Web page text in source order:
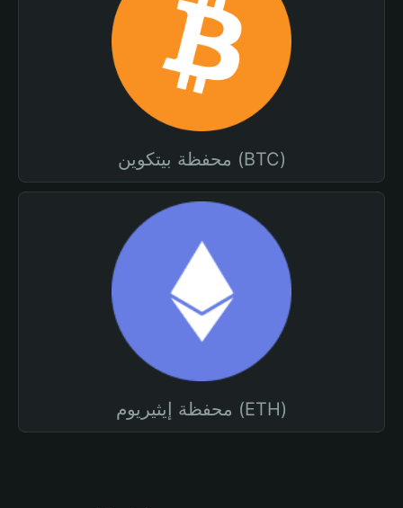
محفظة بيتكوين (BTC)
محفظة إيثيريوم (ETH)